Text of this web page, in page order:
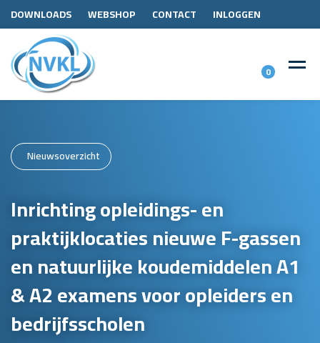
DOWNLOADS WEBSHOP CONTACT INLOGGEN
0
Nieuwsoverzicht
Inrichting opleidings- en
praktijklocaties nieuwe F-gassen
en natuurlijke koudemiddelen A1
& A2 examens voor opleiders en
bedrijfsscholen